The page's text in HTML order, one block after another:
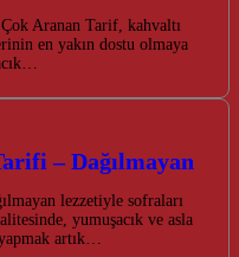
Aranan Tarif, kahvaltı
en yakın dostu olmaya
– Dağılmayan
lezzetiyle sofraları
yumuşacık ve asla
artık…